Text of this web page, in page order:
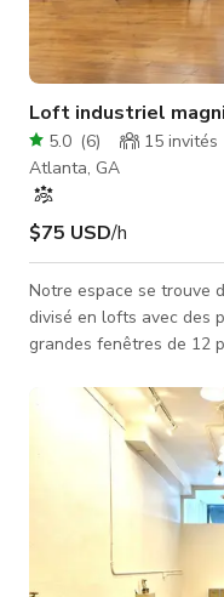
Loft industriel
5.0 (6) 15 invités
Atlanta, GA
$75 USD/h
Notre espace se trouve
divisé en lofts avec des
grandes fenêtres de 12
disposition de cet
avec un large couloir
petites à moyennes